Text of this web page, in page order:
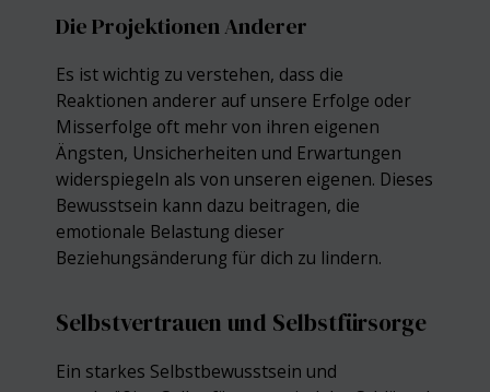
Die Projektionen Anderer
Es ist wichtig zu verstehen, dass die
Reaktionen anderer auf unsere Erfolge oder
Misserfolge oft mehr von ihren eigenen
Ängsten, Unsicherheiten und Erwartungen
widerspiegeln als von unseren eigenen. Dieses
Bewusstsein kann dazu beitragen, die
emotionale Belastung dieser
Beziehungsänderung für dich zu lindern.
Selbstvertrauen und Selbstfürsorge
Ein starkes Selbstbewusstsein und